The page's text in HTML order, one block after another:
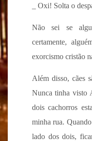
_ Oxi! Solta o
Não sei se
certamente,
exorcismo cristão
Além disso, cães
Nunca tinha visto
dois cachorros
minha rua.
lado dos dois,